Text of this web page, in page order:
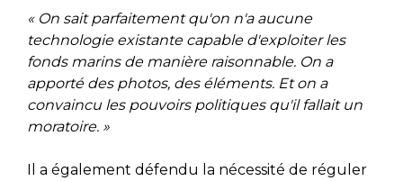
« On sait parfaitement qu'on n'a aucune
technologie existante capable d'exploiter les
fonds marins de manière raisonnable. On a
apporté des photos, des éléments. Et on a
convaincu les pouvoirs politiques qu'il fallait un
moratoire. »
Il a également défendu la nécessité de réguler